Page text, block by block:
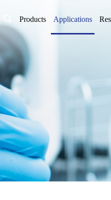
Products Applications